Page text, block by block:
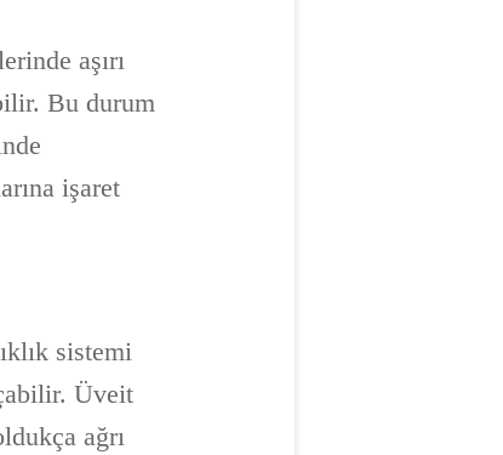
aşırı
Bu durum
işaret
sistemi
Üveit
ağrı